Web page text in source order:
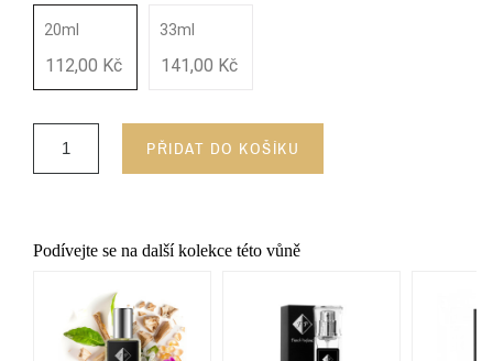
20ml
112,00 Kč
33ml
141,00 Kč
PŘIDAT DO KOŠÍKU
Podívejte se na další kolekce této vůně